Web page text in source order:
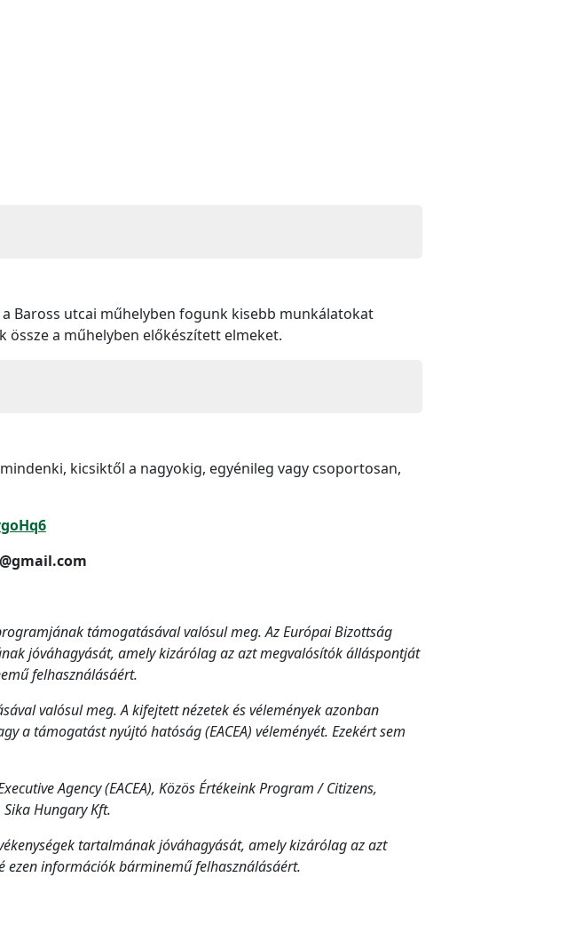
Baross utcai műhelyben fogunk kisebb munkálatokat
össze a műhelyben előkészített elmeket.
kicsiktől a nagyokig, egyénileg vagy csoportosan,
támogatásával valósul meg. Az Európai Bizottság
jóváhagyását, amely kizárólag az azt megvalósítók álláspontját
felhasználásáért.
valósul meg. A kifejtett nézetek és vélemények azonban
a támogatást nyújtó hatóság (EACEA) véleményét. Ezekért sem
Agency (EACEA), Közös Értékeink Program / Citizens,
Hungary Kft.
tartalmának jóváhagyását, amely kizárólag az azt
információk bárminemű felhasználásáért.